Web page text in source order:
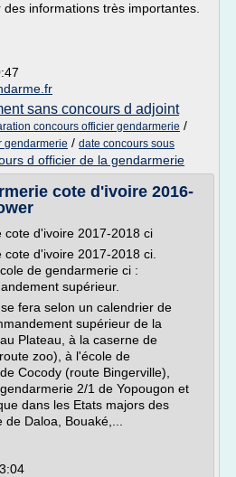
informations très importantes.
sans concours d adjoint
concours officier gendarmerie /
gendarmerie / date concours sous
d officier de la gendarmerie
cote d'ivoire 2016-
cote d'ivoire 2017-2018 ci
d'ivoire 2017-2018 ci.
de gendarmerie ci :
supérieur.
fera selon un calendrier de
supérieur de la
Plateau, à la caserne de
zoo), à l'école de
Cocody (route Bingerville),
2/1 de Yopougon et
dans les Etats majors des
Daloa, Bouaké,...